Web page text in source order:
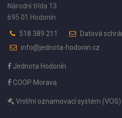
Národní třída 13
695 01 Hodonín
518 389 211
Datová
info@jednota-hodonin.cz
Jednota Hodonín
COOP Morava
Vnitřní oznamovací systém (VOS)